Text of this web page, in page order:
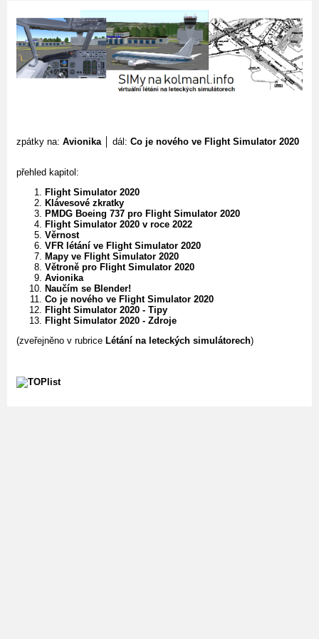
zpátky na: Avionika│ dál: Co je nového ve Flight Simulator 2020
přehled kapitol:
Flight Simulator 2020
Klávesové zkratky
PMDG Boeing 737 pro Flight Simulator 2020
Flight Simulator 2020 v roce 2022
Věrnost
VFR létání ve Flight Simulator 2020
Mapy ve Flight Simulator 2020
Větroně pro Flight Simulator 2020
Avionika
Naučím se Blender!
Co je nového ve Flight Simulator 2020
Flight Simulator 2020 - Tipy
Flight Simulator 2020 - Zdroje
(zveřejněno v rubrice Létání na leteckých simulátorech)